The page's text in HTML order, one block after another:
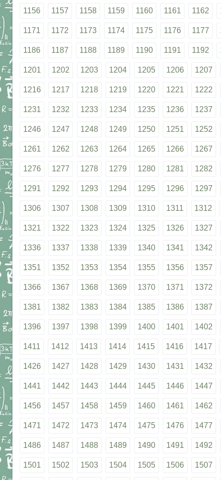
1156 1157 1158 1159 1160 1161 1162
1171 1172 1173 1174 1175 1176 1177
1186 1187 1188 1189 1190 1191 1192
1201 1202 1203 1204 1205 1206 1207
1216 1217 1218 1219 1220 1221 1222
1231 1232 1233 1234 1235 1236 1237
1246 1247 1248 1249 1250 1251 1252
1261 1262 1263 1264 1265 1266 1267
1276 1277 1278 1279 1280 1281 1282
1291 1292 1293 1294 1295 1296 1297
1306 1307 1308 1309 1310 1311 1312
1321 1322 1323 1324 1325 1326 1327
1336 1337 1338 1339 1340 1341 1342
1351 1352 1353 1354 1355 1356 1357
1366 1367 1368 1369 1370 1371 1372
1381 1382 1383 1384 1385 1386 1387
1396 1397 1398 1399 1400 1401 1402
1411 1412 1413 1414 1415 1416 1417
1426 1427 1428 1429 1430 1431 1432
1441 1442 1443 1444 1445 1446 1447
1456 1457 1458 1459 1460 1461 1462
1471 1472 1473 1474 1475 1476 1477
1486 1487 1488 1489 1490 1491 1492
1501 1502 1503 1504 1505 1506 1507